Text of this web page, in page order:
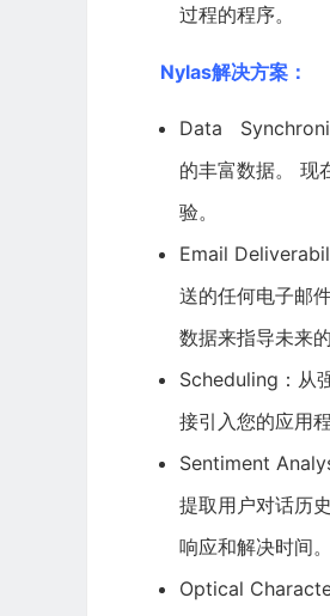
过程的程序。
Nylas解决方案：
Data
的丰富数据。 现
验。
Email
送的任何电子邮
数据来指导未来的
Scheduling：从
接引入您的应用
Sentiment
提取用户对话历
响应和解决时间。
Optical